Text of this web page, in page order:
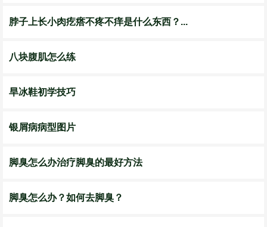
脖子上长小肉疙瘩不疼不痒是什么东西？...
八块腹肌怎么练
旱冰鞋初学技巧
银屑病病型图片
脚臭怎么办治疗脚臭的最好方法
脚臭怎么办？如何去脚臭？